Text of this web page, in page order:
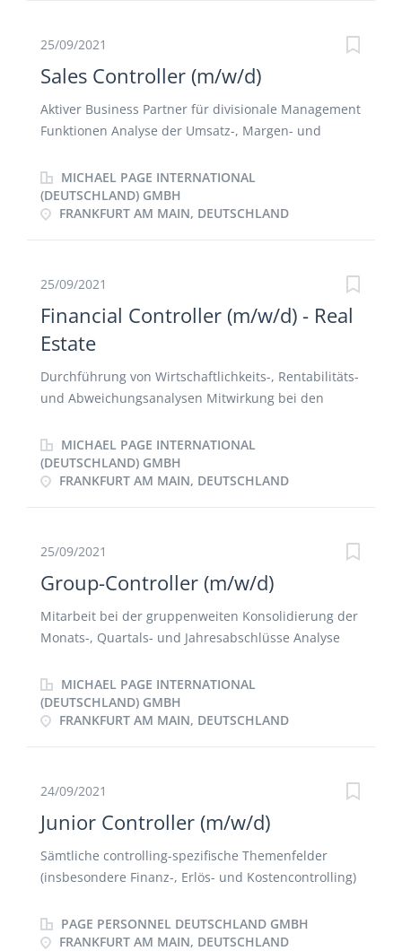
25/09/2021
Sales Controller (m/w/d)
Aktiver Business Partner für divisionale Management
Funktionen Analyse der Umsatz-, Margen- und
Forcasts und der Budgetierung Begleitung von M&A
Projekte Eigenständige Entwicklung von
Effizienzsteigerungsmaßnahmen Kontinuierliche
Ad-hoc Auswertungen sowie Präsentationen für
MICHAEL PAGE INTERNATIONAL
(DEUTSCHLAND) GMBH
FRANKFURT AM MAIN, DEUTSCHLAND
25/09/2021
Financial Controller (m/w/d) - Real
Estate
Durchführung von Wirtschaftlichkeits-, Rentabilitäts-
und Abweichungsanalysen Mitwirkung bei den
HGB/IFRS Mitwirkung bei der Erstellung der
Forecasts, Modelling, Cashflow-Rechnung und der
laufenden Liquiditätsplanung Weiterentwicklung des
Management, sowie zentraler Ansprechpartner für
MICHAEL PAGE INTERNATIONAL
(DEUTSCHLAND) GMBH
FRANKFURT AM MAIN, DEUTSCHLAND
25/09/2021
Group-Controller (m/w/d)
Mitarbeit bei der gruppenweiten Konsolidierung der
Monats-, Quartals- und Jahresabschlüsse Analyse
Kommentierung der Resultate, Erarbeitung von
Schlussfolgerungen und (wenn notwendig) die
Erstellung und Überwachung von
sowie entsprechende Schulung der
Erstellung von Ad hoc-Analysen Unterstützung bei
der Koordination und Durchführung des
gruppenweiten Strategie- und Budgetprozesses
Durchführung von Audits in den
Gruppengesellschaften und Prüfung der Einhaltung
MICHAEL PAGE INTERNATIONAL
(DEUTSCHLAND) GMBH
FRANKFURT AM MAIN, DEUTSCHLAND
24/09/2021
Junior Controller (m/w/d)
Sämtliche controlling-spezifische Themenfelder
(insbesondere Finanz-, Erlös- und Kostencontrolling)
Reportings Vorbereitung von Business Reviews
Kommentierung eines aussagekräftigen
PAGE PERSONNEL DEUTSCHLAND GMBH
FRANKFURT AM MAIN, DEUTSCHLAND